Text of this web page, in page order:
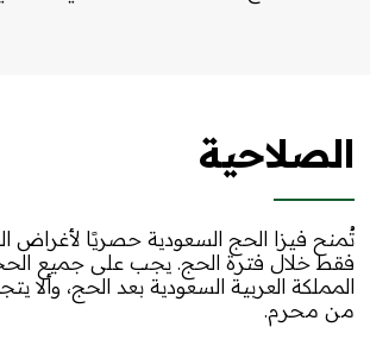
الصلاحية
تُمنح فيزا الحج السعودية حصريًا
فقط خلال فترة الحج. يجب على جميع
المملكة العربية السعودية بعد الحج، وألا
من محرم.